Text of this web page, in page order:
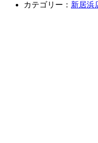
施工事例
カテゴリー： 新居浜